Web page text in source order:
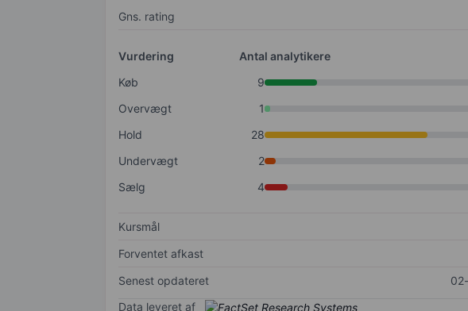
Gns. rating
Vurdering
Antal analytikere
Køb
9
Overvægt
1
Hold
28
Undervægt
2
Sælg
4
Kursmål
Forventet afkast
Senest opdateret
Data leveret af